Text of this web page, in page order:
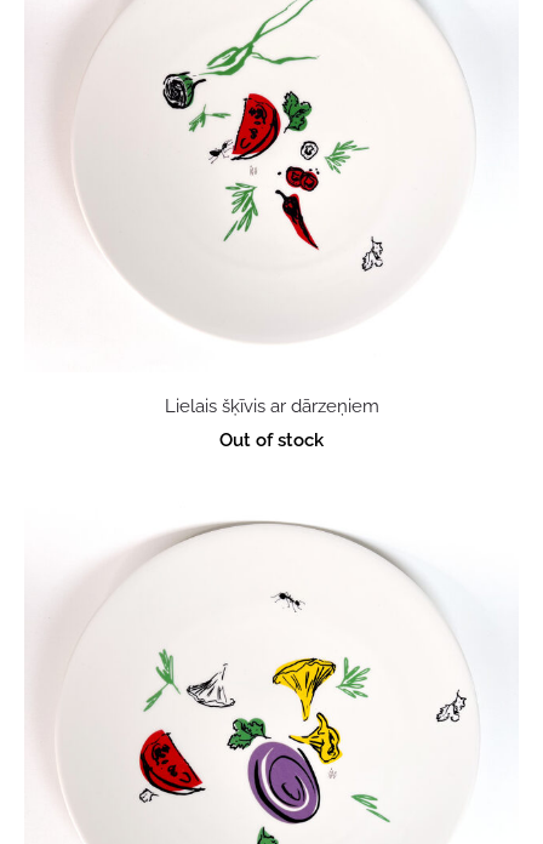
Lielais šķīvis ar dārzeņiem
Out of stock